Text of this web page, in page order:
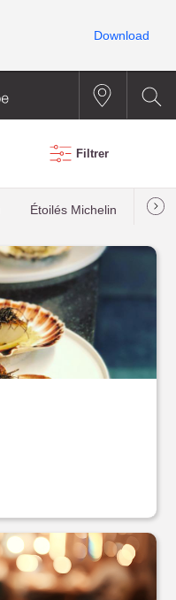
Filtrer
Étoilés Michelin Les
Download